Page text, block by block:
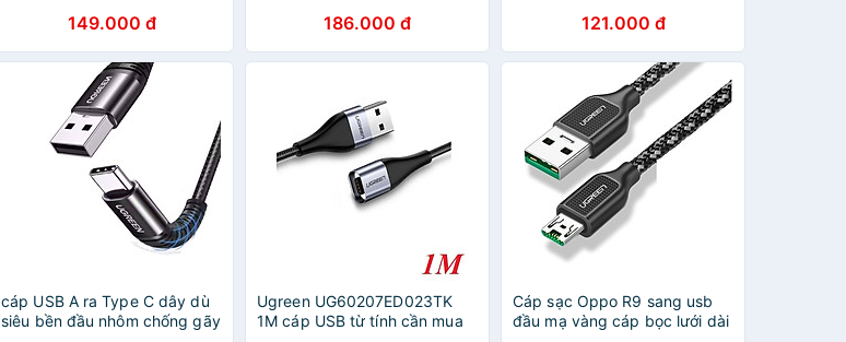
USB10352Us135 Hàng chính
hãng
149.000 đ
nhiễu - HÀNG CHÍNH HÃNG
186.000 đ
Ugreen 80789 - Hàng chính
hãng
121.000 đ
cáp USB A ra Type C dây dù
siêu bền đầu nhôm chống gãy
Ugreen UG60207ED023TK
1M cáp USB từ tính cần mua
Cáp sạc Oppo R9 sang usb
đầu mạ vàng cáp bọc lưới dài